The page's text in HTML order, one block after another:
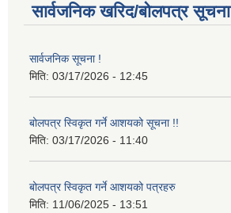
सार्वजनिक खरिद/बोलपत्र सूचना
सार्वजनिक सूचना !
मिति: 03/17/2026 - 12:45
बोलपत्र स्विकृत गर्ने आशयको सूचना !!
मिति: 03/17/2026 - 11:40
बोलपत्र स्विकृत गर्ने आशयको पत्रहरु
मिति: 11/06/2025 - 13:51